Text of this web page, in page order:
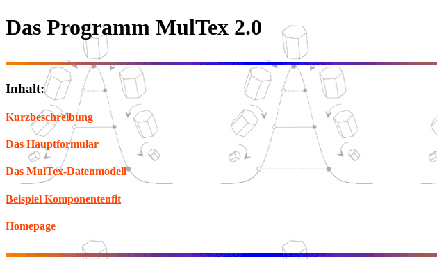
Das Programm MulTex 2.0
Inhalt:
Kurzbeschreibung
Das Hauptformular
Das MulTex-Datenmodell
Beispiel Komponentenfit
Homepage